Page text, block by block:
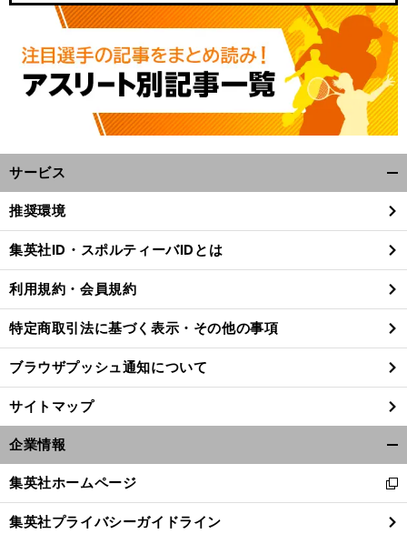
サービス
閉
る
推奨環境
集英社ID・スポルティーバIDとは
利用規約・会員規約
特定商取引法に基づく表示・その他の事項
ブラウザプッシュ通知について
サイトマップ
企業情報
閉
る
集英社ホームページ
新
し
い
集英社プライバシーガイドライン